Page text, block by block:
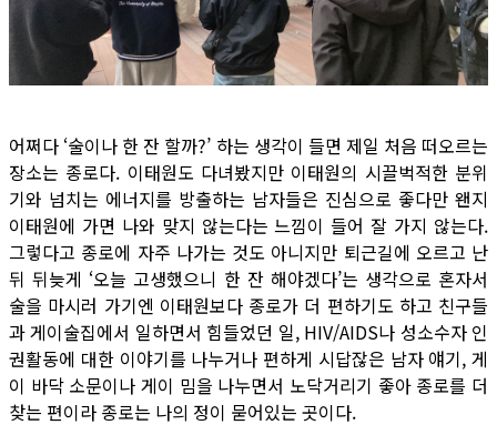
어쩌다 ‘술이나 한 잔 할까?’ 하는 생각이 들면 제일 처음 떠오르는
장소는 종로다. 이태원도 다녀봤지만 이태원의 시끌벅적한 분위
기와 넘치는 에너지를 방출하는 남자들은 진심으로 좋다만 왠지
이태원에 가면 나와 맞지 않는다는 느낌이 들어 잘 가지 않는다.
그렇다고 종로에 자주 나가는 것도 아니지만 퇴근길에 오르고 난
뒤 뒤늦게 ‘오늘 고생했으니 한 잔 해야겠다’는 생각으로 혼자서
술을 마시러 가기엔 이태원보다 종로가 더 편하기도 하고 친구들
과 게이술집에서 일하면서 힘들었던 일, HIV/AIDS나 성소수자 인
권활동에 대한 이야기를 나누거나 편하게 시답잖은 남자 얘기, 게
이 바닥 소문이나 게이 밈을 나누면서 노닥거리기 좋아 종로를 더
찾는 편이라 종로는 나의 정이 묻어있는 곳이다.